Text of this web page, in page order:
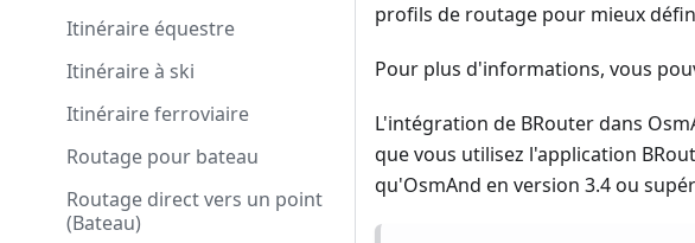
Itinéraire équestre
Itinéraire à ski
Itinéraire ferroviaire
Routage pour bateau
Routage direct vers un point
(Bateau)
profils de routage pour mieux
Pour plus d'informations, vous
L'intégration de BRouter dans
que vous utilisez l'application
qu'OsmAnd en version 3.4 ou